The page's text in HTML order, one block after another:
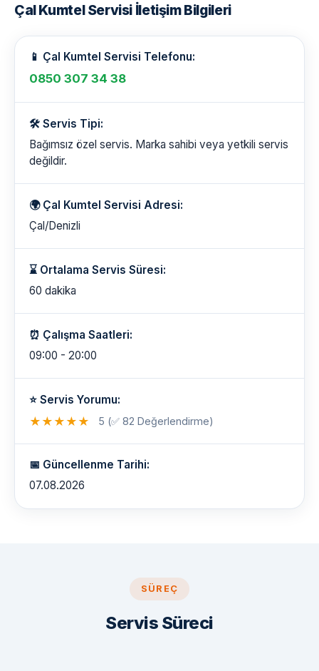
Çal Kumtel Servisi İletişim Bilgileri
📱 Çal Kumtel Servisi Telefonu:
0850 307 34 38
🛠️ Servis Tipi:
Bağımsız özel servis. Marka sahibi veya yetkili servis
değildir.
🌍 Çal Kumtel Servisi Adresi:
Çal/Denizli
⌛ Ortalama Servis Süresi:
60 dakika
⏰ Çalışma Saatleri:
09:00 - 20:00
⭐ Servis Yorumu:
★ ★ ★ ★ ★ 5 (✅ 82 Değerlendirme)
📅 Güncellenme Tarihi:
07.08.2026
SÜREÇ
Servis Süreci